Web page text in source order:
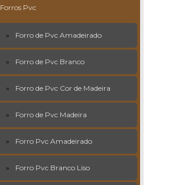
Forros Pvc
Forro de Pvc Amadeirado
Forro de Pvc Branco
Forro de Pvc Cor de Madeira
Forro de Pvc Madeira
Forro Pvc Amadeirado
Forro Pvc Branco Liso